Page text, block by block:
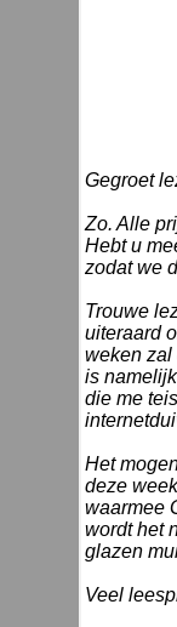
Gegroet
Zo. Alle
Hebt u
zodat we
Trouwe
uiteraard
weken zal
is
die me
Het
deze
waarmee
wordt het
glazen
Veel